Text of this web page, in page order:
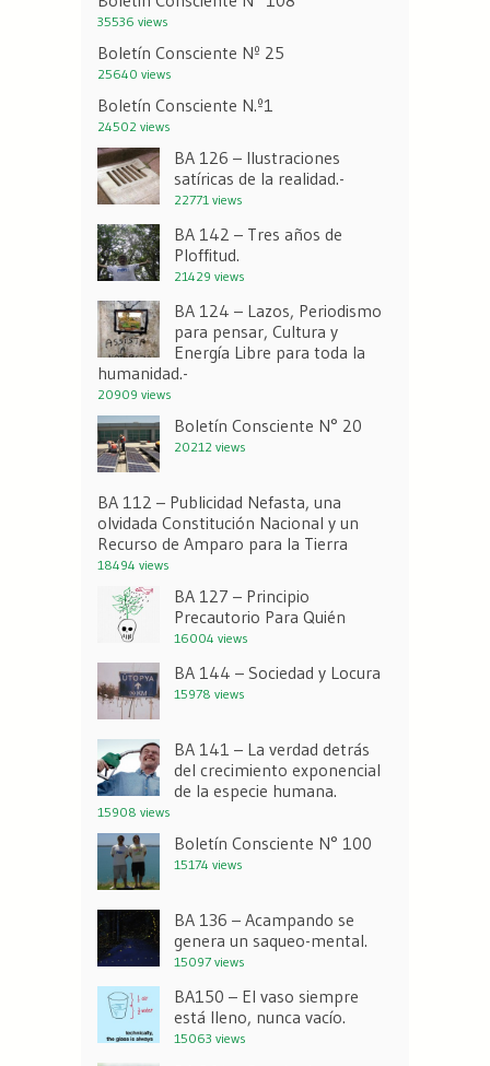
35536 views
Boletín Consciente Nº 25
25640 views
Boletín Consciente N.º1
24502 views
BA 126 – Ilustraciones
satíricas de la realidad.-
22771 views
BA 142 – Tres años de
Ploffitud.
21429 views
BA 124 – Lazos, Periodismo
para pensar, Cultura y
Energía Libre para toda la
humanidad.-
20909 views
Boletín Consciente N° 20
20212 views
BA 112 – Publicidad Nefasta, una
olvidada Constitución Nacional y un
Recurso de Amparo para la Tierra
18494 views
BA 127 – Principio
Precautorio Para Quién
16004 views
BA 144 – Sociedad y Locura
15978 views
BA 141 – La verdad detrás
del crecimiento exponencial
de la especie humana.
15908 views
Boletín Consciente N° 100
15174 views
BA 136 – Acampando se
genera un saqueo-mental.
15097 views
BA150 – El vaso siempre
está lleno, nunca vacío.
15063 views